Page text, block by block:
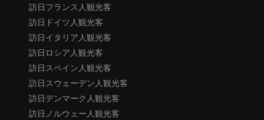
訪日フランス人観光客
訪日ドイツ人観光客
訪日イタリア人観光客
訪日ロシア人観光客
訪日スペイン人観光客
訪日スウェーデン人観光客
訪日デンマーク人観光客
訪日ノルウェー人観光客